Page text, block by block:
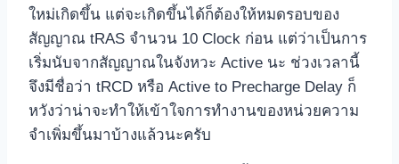
ใหม่เกิดขึ้น แต่จะเกิดขึ้นได้ก็ต้องให้หมดรอบของ
สัญญาณ tRAS จำนวน 10 Clock ก่อน แต่ว่าเป็นการ
เริ่มนับจากสัญญาณในจังหวะ Active นะ ช่วงเวลานี้
จึงมีชื่อว่า tRCD หรือ Active to Precharge Delay ก็
หวังว่าน่าจะทำให้เข้าใจการทำงานของหน่วยความ
จำเพิ่มขึ้นมาบ้างแล้วนะครับ